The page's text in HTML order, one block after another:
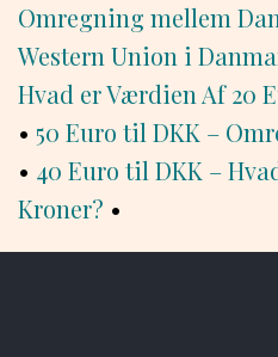
Omregning mellem
Western Union i
Hvad er Værdien Af 20
• 50 Euro til DKK –
• 40 Euro til DKK –
Kroner? •